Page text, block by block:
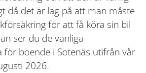
då det är lag på att man måste
för att få köra sin bil
ser du de vanliga
för boende i Sotenäs utifrån vår
2026.